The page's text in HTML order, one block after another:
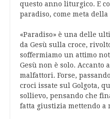
questo anno liturgico. E
paradiso, come meta
«Paradiso» è una delle
da Gesù sulla croce,
soffermiamo un attimo
Gesù non è solo. Accanto
malfattori. Forse,
croci issate sul Golgota,
sollievo, pensando che
fatta giustizia mettendo a